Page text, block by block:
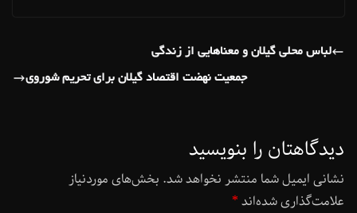
لباس محلی گیلان و معناهایی از زندگی
جمعیت نهضت اقتصاد گیلان برای تحریم شوروی
دیدگاهتان را بنویسید
نشانی ایمیل شما منتشر نخواهد شد. بخش‌های موردنیاز
علامت‌گذاری شده‌اند*